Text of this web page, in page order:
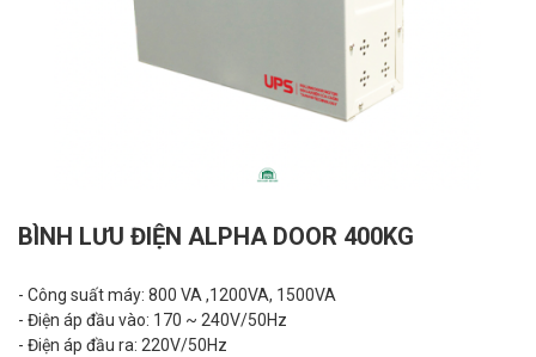
BÌNH LƯU ĐIỆN ALPHA DOOR 400KG
- Công suất máy: 800 VA ,1200VA, 1500VA
- Điện áp đầu vào: 170 ~ 240V/50Hz
- Điện áp đầu ra: 220V/50Hz